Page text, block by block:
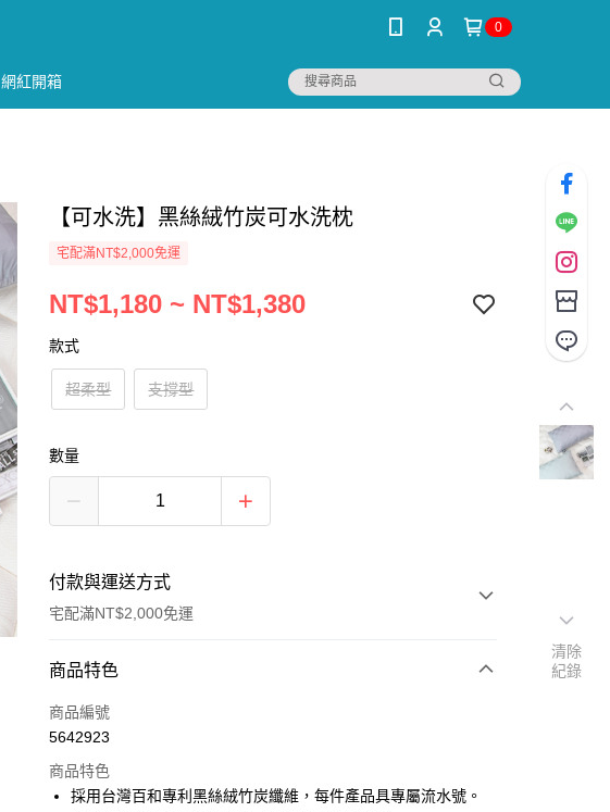
0
網紅開箱
【可水洗】黑絲絨竹炭可水洗枕
宅配滿NT$2,000免運
NT$1,180 ~ NT$1,380
款式
超柔型 支撐型
數量
付款與運送方式
宅配滿NT$2,000免運
付款方式
信用卡一次付款
3 期 0 利率 每期 NT$393 21家銀行
商品特色
商品編號
5642923
商品特色
採用台灣百和專利黑絲絨竹炭纖維，每件產品具專屬流水號。
清除
紀錄